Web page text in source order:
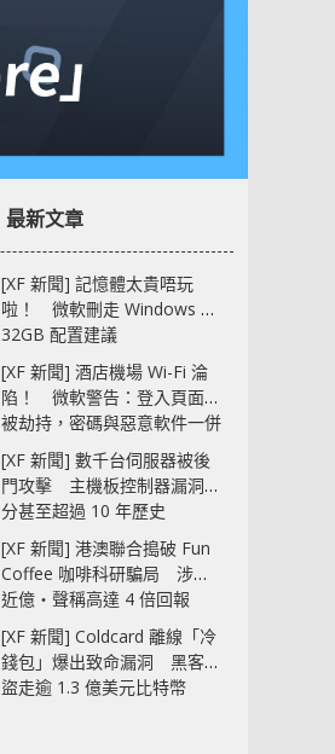
最新文章
[XF 新聞] 記憶體太貴唔玩
啦！ 微軟刪走 Windows 11
32GB 配置建議
[XF 新聞] 酒店機場 Wi-Fi 淪
陷！ 微軟警告：登入頁面可
被劫持，密碼與惡意軟件一併
中招
[XF 新聞] 數千台伺服器被後
門攻擊 主機板控制器漏洞部
分甚至超過 10 年歷史
[XF 新聞] 港澳聯合搗破 Fun
Coffee 咖啡科研騙局 涉款
近億‧聲稱高達 4 倍回報
[XF 新聞] Coldcard 離線「冷
錢包」爆出致命漏洞 黑客已
盜走逾 1.3 億美元比特幣